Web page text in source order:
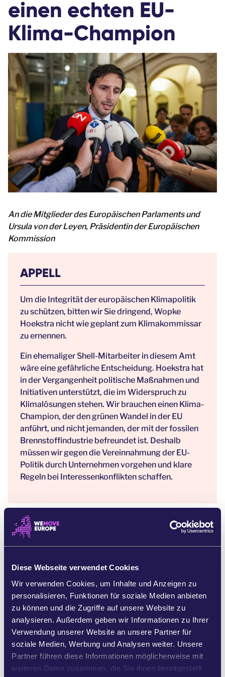
Diese Webseite verwendet Cookies
Wir verwenden Cookies, um Inhalte und Anzeigen zu
personalisieren, Funktionen für soziale Medien anbieten
zu können und die Zugriffe auf unsere Website zu
analysieren. Außerdem geben wir Informationen zu Ihrer
Verwendung unserer Website an unsere Partner für
soziale Medien, Werbung und Analysen weiter. Unsere
Partner führen diese Informationen möglicherweise mit
weiteren Daten zusammen, die Sie ihnen bereitgestellt
einen echten EU-
Klima-Champion
An die Mitglieder des Europäischen Parlaments und
Ursula von der Leyen, Präsidentin der Europäischen
Kommission
APPELL
Um die Integrität der europäischen Klimapolitik
zu schützen, bitten wir Sie dringend, Wopke
Hoekstra nicht wie geplant zum Klimakommissar
zu ernennen.
Ein ehemaliger Shell-Mitarbeiter in diesem Amt
wäre eine gefährliche Entscheidung. Hoekstra hat
in der Vergangenheit politische Maßnahmen und
Initiativen unterstützt, die im Widerspruch zu
Klimalösungen stehen. Wir brauchen einen Klima-
Champion, der den grünen Wandel in der EU
anführt, und nicht jemanden, der mit der fossilen
Brennstoffindustrie befreundet ist. Deshalb
müssen wir gegen die Vereinnahmung der EU-
Politik durch Unternehmen vorgehen und klare
Regeln bei Interessenkonflikten schaffen.
WARUM DAS WICHTIG IST
In den letzten Jahrzehnten haben die fossilen
damit Europa vom Gas abhängig bleibt und der
Übergang zu sauberer und nachhaltiger Energie
gebremst wird. Die fossile Industrie wendet
dieselbe Taktik an wie Big Tobacco. Sie sponsert
Greenwashing-Veranstaltungen für
Politiker*innen und legt zweifelhafte
Forschungsergebnisse vor, die die Gefahren des